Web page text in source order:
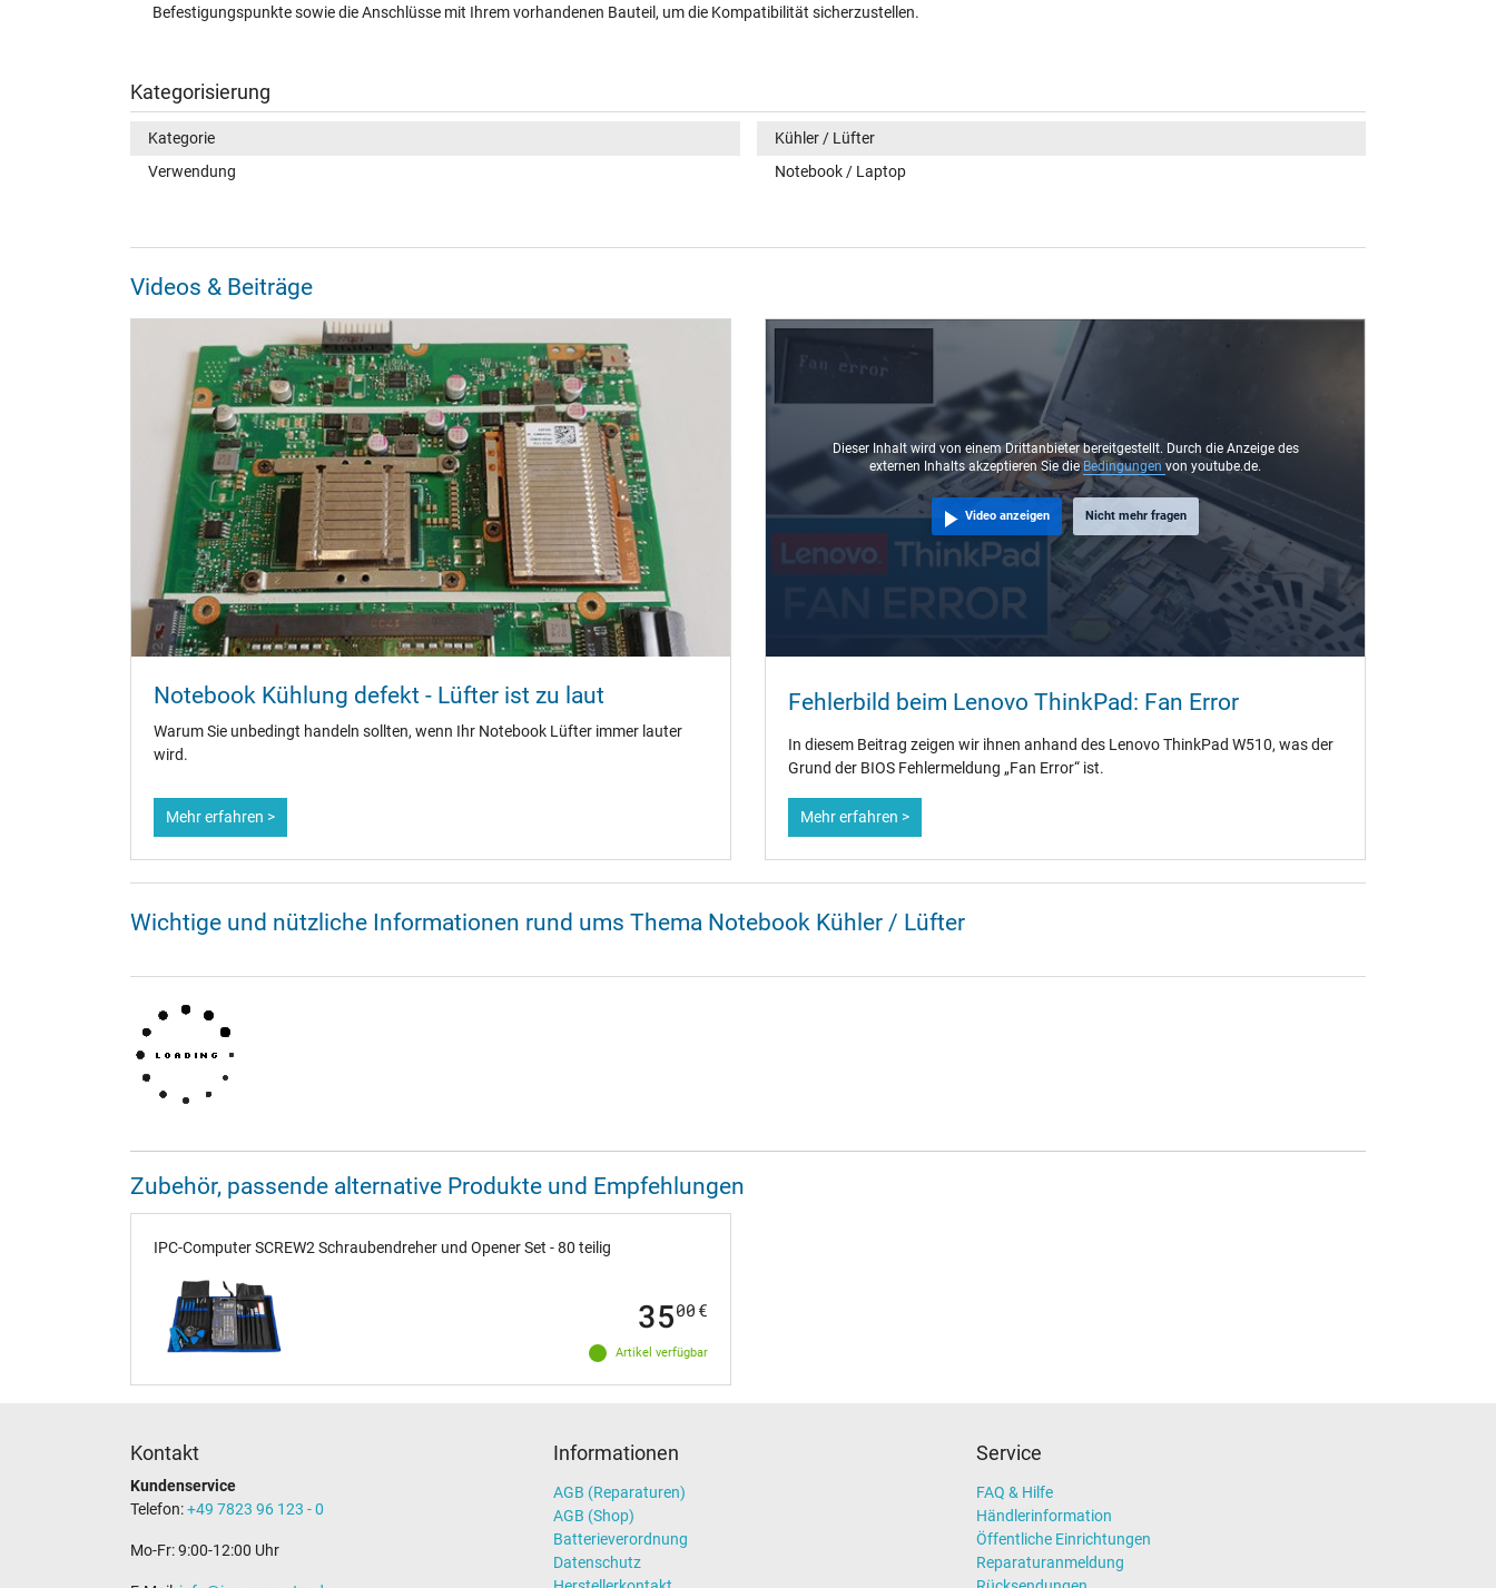
Befestigungspunkte sowie die Anschlüsse mit Ihrem vorhandenen Bauteil, um die Kompatibilität sicherzustellen.
Kategorisierung
Kategorie
Kühler / Lüfter
Verwendung
Notebook / Laptop
Videos & Beiträge
Notebook Kühlung defekt - Lüfter ist zu laut
Warum Sie unbedingt handeln sollten, wenn Ihr Notebook Lüfter immer lauter
wird.
Mehr erfahren >
Dieser Inhalt wird von einem Drittanbieter bereitgestellt. Durch die Anzeige des
externen Inhalts akzeptieren Sie die Bedingungen von youtube.de.
Video anzeigen Nicht mehr fragen
Fehlerbild beim Lenovo ThinkPad: Fan Error
In diesem Beitrag zeigen wir ihnen anhand des Lenovo ThinkPad W510, was der
Grund der BIOS Fehlermeldung „Fan Error“ ist.
Mehr erfahren >
Wichtige und nützliche Informationen rund ums Thema Notebook Kühler / Lüfter
Zubehör, passende alternative Produkte und Empfehlungen
IPC-Computer SCREW2 Schraubendreher und Opener Set - 80 teilig
Artikel verfügbar
3500 €
Kontakt
Kundenservice
Telefon:+49 7823 96 123 - 0
Mo-Fr: 9:00-12:00 Uhr
Informationen
AGB (Reparaturen)
AGB (Shop)
Batterieverordnung
Datenschutz
Service
FAQ & Hilfe
Händlerinformation
Öffentliche Einrichtungen
Reparaturanmeldung